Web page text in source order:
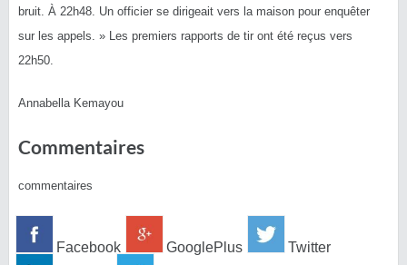
bruit. À 22h48. Un officier se dirigeait vers la maison pour enquêter
sur les appels. » Les premiers rapports de tir ont été reçus vers
22h50.
Annabella Kemayou
Commentaires
commentaires
Facebook GooglePlus Twitter